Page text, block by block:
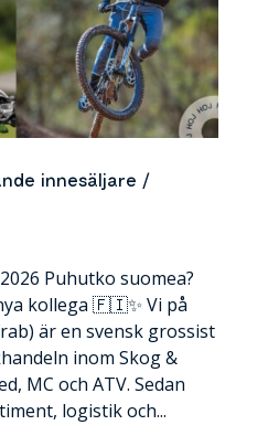
innesäljare /
Puhutko suomea?
kollega 🇫🇮✨ Vi på
är en svensk grossist
inom Skog &
MC och ATV. Sedan
logistik och...